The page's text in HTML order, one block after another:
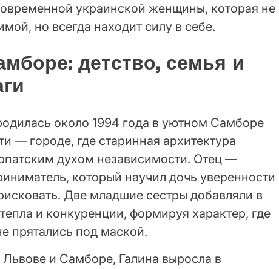
украинской женщины, которая не
но всегда находит силу в себе.
детство, семья и
около 1994 года в уютном Самборе
— городе, где старинная архитектура
духом независимости. Отец —
который научил дочь уверенности
Две младшие сестры добавляли в
и конкуренции, формируя характер, где
прятались под маской.
и Самборе, Галина выросла в